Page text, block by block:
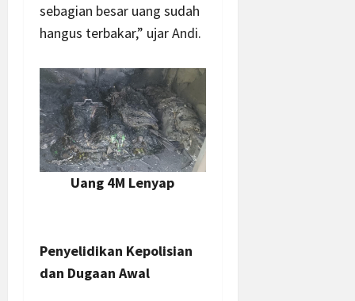
sebagian besar uang sudah
hangus terbakar,” ujar Andi.
Uang 4M Lenyap
Penyelidikan Kepolisian
dan Dugaan Awal